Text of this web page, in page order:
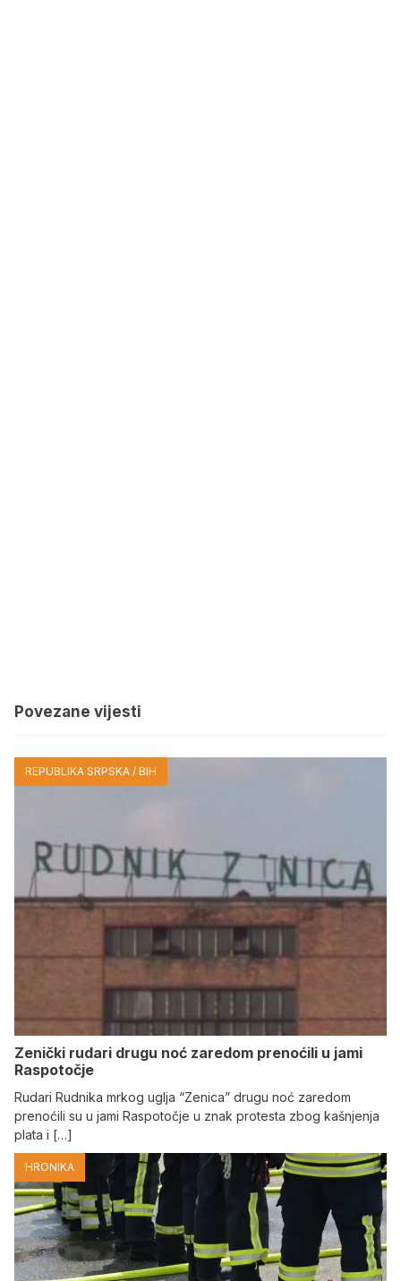
Povezane vijesti
REPUBLIKA SRPSKA / BIH
Zenički rudari drugu noć zaredom prenoćili u jami
Raspotočje
Rudari Rudnika mrkog uglja “Zenica” drugu noć zaredom
prenoćili su u jami Raspotočje u znak protesta zbog kašnjenja
plata i […]
HRONIKA